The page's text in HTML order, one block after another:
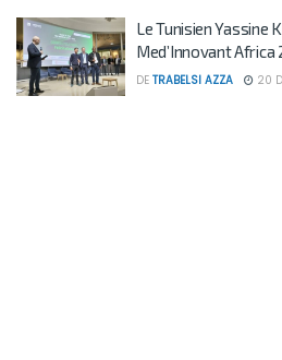
Le Tunisien Yassine
Med’Innovant Africa
DE TRABELSI AZZA 20